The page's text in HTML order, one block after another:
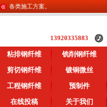
各类施工方案。
13920335883
粘排钢纤维 铣削钢纤维
剪切钢纤维 镀铜微丝
工程钢纤维 预制件
在线投稿 关于我们